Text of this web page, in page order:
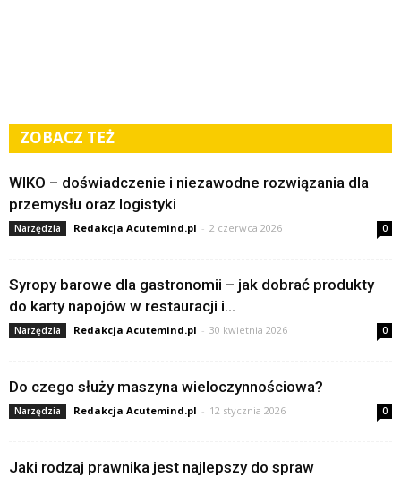
ZOBACZ TEŻ
WIKO – doświadczenie i niezawodne rozwiązania dla
przemysłu oraz logistyki
Narzędzia Redakcja Acutemind.pl - 2 czerwca 2026 0
Syropy barowe dla gastronomii – jak dobrać produkty
do karty napojów w restauracji i...
Narzędzia Redakcja Acutemind.pl - 30 kwietnia 2026 0
Do czego służy maszyna wieloczynnościowa?
Narzędzia Redakcja Acutemind.pl - 12 stycznia 2026 0
Jaki rodzaj prawnika jest najlepszy do spraw